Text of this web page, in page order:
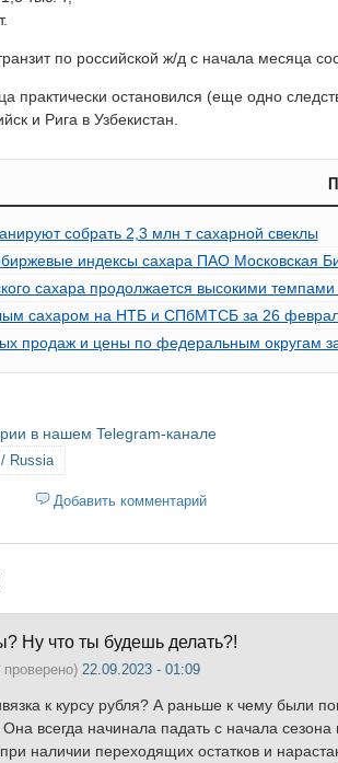
по российской ж/д с начала месяца
практически остановился (еще одно
и Рига в Узбекистан.
собрать 2,3 млн т сахарной свеклы
индексы сахара ПАО Московская
сахара продолжается высокими
сахаром на НТБ и СПбМТСБ за 26
продаж и цены по федеральным округам
в нашем Telegram-канале
Russia
Добавить комментарий
Ну что ты будешь делать?!
проверено) 22.09.2023 - 01:09
к курсу рубля? А раньше к чему были
всегда начинала падать с начала
наличии переходящих остатков и